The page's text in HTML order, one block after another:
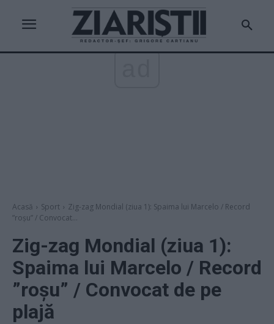
Acasă Sport
Zig-zag Mondial (ziua 1): Spaima lui Marcelo / Record
”roșu” / Convocat...
Zig-zag Mondial (ziua 1):
Spaima lui Marcelo / Record
”roșu” / Convocat de pe
plajă